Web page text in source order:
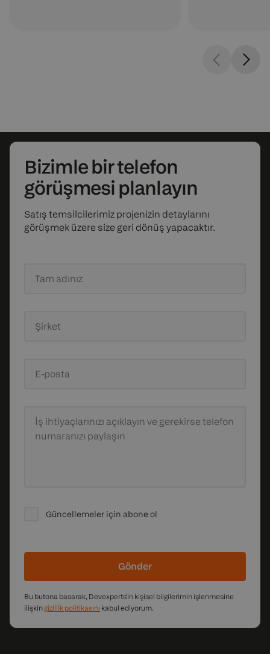
Bizimle bir telefon
görüşmesi planlayın
Satış temsilcilerimiz projenizin detaylarını
görüşmek üzere size geri dönüş yapacaktır.
Tam adınız
Şirket
E-posta
İş ihtiyaçlarınızı açıklayın ve gerekirse telefon
numaranızı paylaşın
Güncellemeler için abone ol
Gönder
Bu butona basarak, Devexperts'in kişisel bilgilerimin işlenmesine
ilişkin gizlilik politikasını kabul ediyorum.